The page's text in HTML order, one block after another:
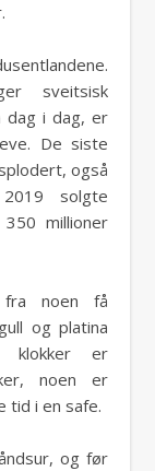
sveitsisk
dag i dag, er
De siste
også
solgte
millioner
fra noen få
og platina
klokker er
noen er
tid i en safe.
og før